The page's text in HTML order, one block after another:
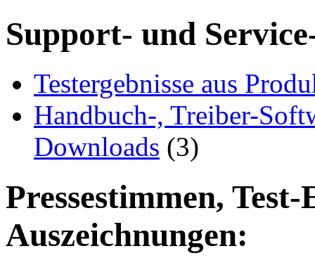
Support- und
Testergebnisse aus
Handbuch-, Treiber-
Downloads (3)
Pressestimmen,
Auszeichnungen: